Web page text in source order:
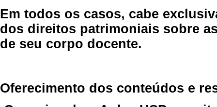
Em todos os casos, cabe
dos direitos patrimoniais sobre
de seu corpo docente.
Oferecimento dos conteúdos e